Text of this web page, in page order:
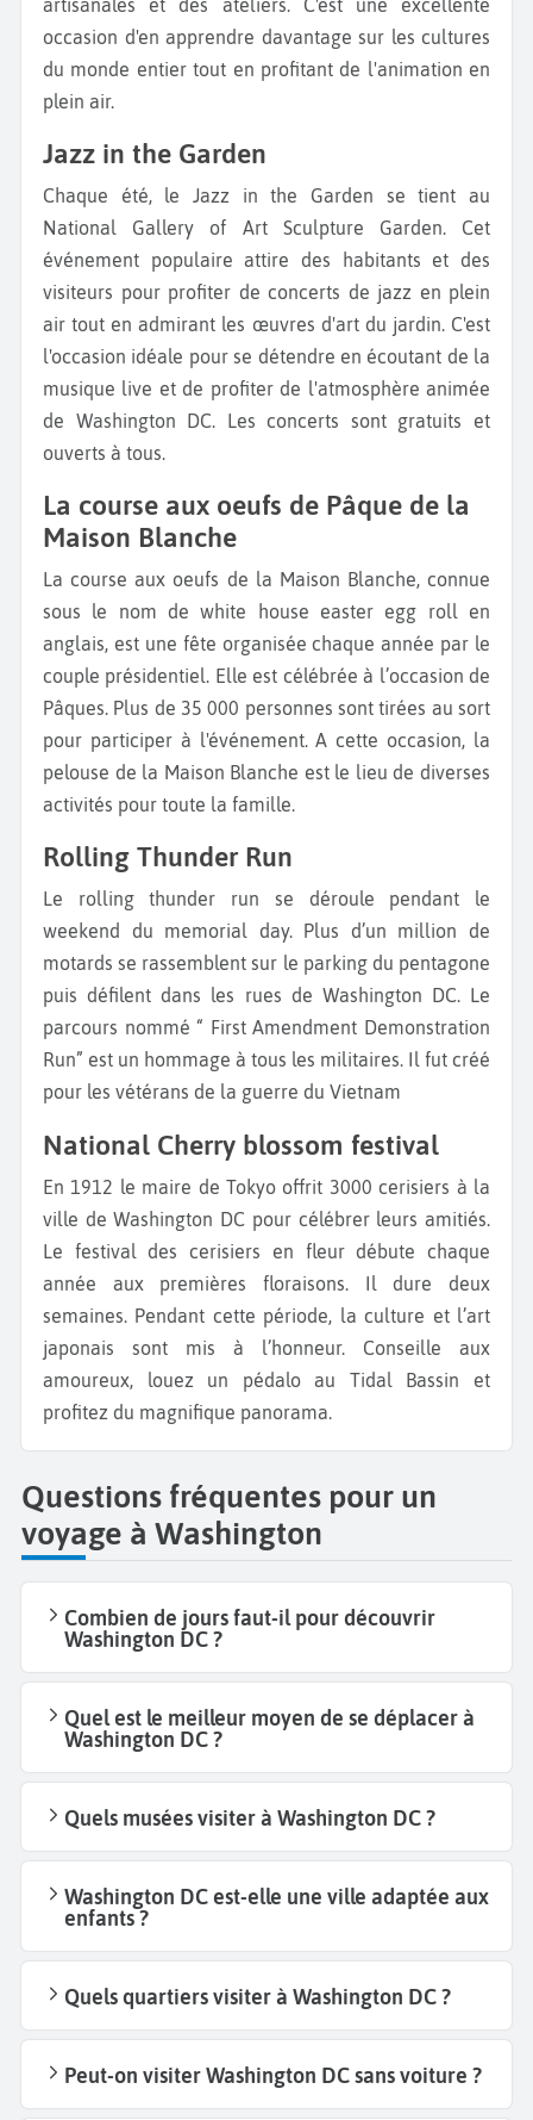
artisanales et des ateliers. C'est une excellente
occasion d'en apprendre davantage sur les cultures
du monde entier tout en profitant de l'animation en
plein air.
Jazz in the Garden
Chaque été, le Jazz in the Garden se tient au
National Gallery of Art Sculpture Garden. Cet
événement populaire attire des habitants et des
visiteurs pour profiter de concerts de jazz en plein
air tout en admirant les œuvres d'art du jardin. C'est
l'occasion idéale pour se détendre en écoutant de la
musique live et de profiter de l'atmosphère animée
de Washington DC. Les concerts sont gratuits et
ouverts à tous.
La course aux oeufs de Pâque de la
Maison Blanche
La course aux oeufs de la Maison Blanche, connue
sous le nom de white house easter egg roll en
anglais, est une fête organisée chaque année par le
couple présidentiel. Elle est célébrée à l’occasion de
Pâques. Plus de 35 000 personnes sont tirées au sort
pour participer à l'événement. A cette occasion, la
pelouse de la Maison Blanche est le lieu de diverses
activités pour toute la famille.
Rolling Thunder Run
Le rolling thunder run se déroule pendant le
weekend du memorial day. Plus d’un million de
motards se rassemblent sur le parking du pentagone
puis défilent dans les rues de Washington DC. Le
parcours nommé “ First Amendment Demonstration
Run” est un hommage à tous les militaires. Il fut créé
pour les vétérans de la guerre du Vietnam
National Cherry blossom festival
En 1912 le maire de Tokyo offrit 3000 cerisiers à la
ville de Washington DC pour célébrer leurs amitiés.
Le festival des cerisiers en fleur débute chaque
année aux premières floraisons. Il dure deux
semaines. Pendant cette période, la culture et l’art
japonais sont mis à l’honneur. Conseille aux
amoureux, louez un pédalo au Tidal Bassin et
profitez du magnifique panorama.
Questions fréquentes pour un
voyage à Washington
Combien de jours faut-il pour découvrir
Washington DC ?
Quel est le meilleur moyen de se déplacer à
Washington DC ?
Quels musées visiter à Washington DC ?
Washington DC est-elle une ville adaptée aux
enfants ?
Quels quartiers visiter à Washington DC ?
Peut-on visiter Washington DC sans voiture ?